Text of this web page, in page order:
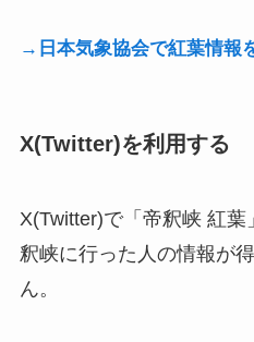
→日本気象協会で紅葉情報
X(Twitter)を利用する
X(Twitter)で「帝釈峡 紅
釈峡に行った人の情報が
ん。